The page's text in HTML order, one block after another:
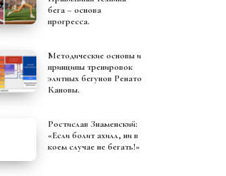
бега – основа
прогресса.
Методические основы и
принципы тренировок
элитных бегунов Ренато
Кановы.
Ростислав Знаменский:
«Если болит ахилл, ни в
коем случае не бегать!»